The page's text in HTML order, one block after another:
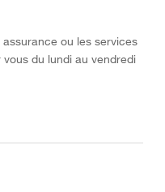
ou les services
du lundi au vendredi